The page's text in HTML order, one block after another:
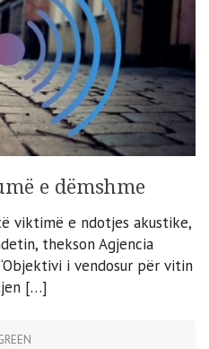
e dëmshme
viktimë e ndotjes akustike,
thekson Agjencia
i vendosur për vitin
[…]